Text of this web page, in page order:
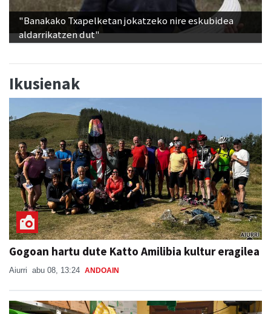
"Banakako Txapelketan jokatzeko nire eskubidea
aldarrikatzen dut"
Ikusienak
Gogoan hartu dute Katto Amilibia kultur eragilea
Aiurri abu 08, 13:24 ANDOAIN